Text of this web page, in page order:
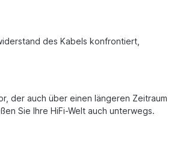
des Kabels konfrontiert,
der auch über einen längeren Zeitraum
Sie Ihre HiFi-Welt auch unterwegs.